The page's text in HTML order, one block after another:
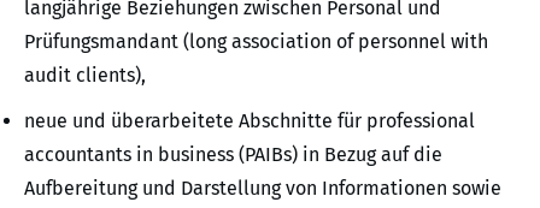
langjährige Beziehungen zwischen Personal und
Prüfungsmandant (long association of personnel with
audit clients),
neue und überarbeitete Abschnitte für professional
accountants in business (PAIBs) in Bezug auf die
Aufbereitung und Darstellung von Informationen sowie